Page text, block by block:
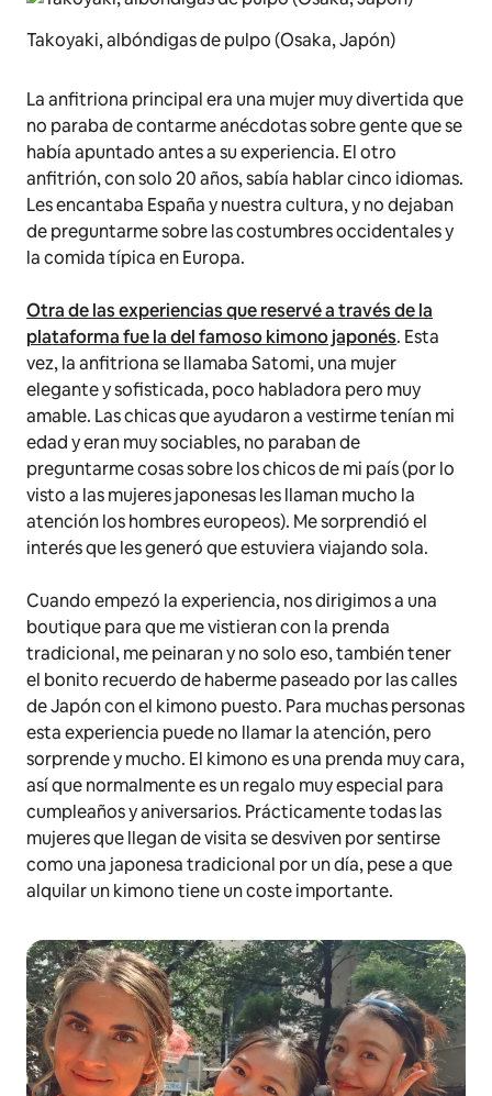
Takoyaki, albóndigas de pulpo (Osaka, Japón)
La anfitriona principal era una mujer muy divertida que
no paraba de contarme anécdotas sobre gente que se
había apuntado antes a su experiencia. El otro
anfitrión, con solo 20 años, sabía hablar cinco idiomas.
Les encantaba España y nuestra cultura, y no dejaban
de preguntarme sobre las costumbres occidentales y
la comida típica en Europa.
Otra de las experiencias que reservé a través de la
plataforma fue la del famoso kimono japonés. Esta
vez, la anfitriona se llamaba Satomi, una mujer
elegante y sofisticada, poco habladora pero muy
amable. Las chicas que ayudaron a vestirme tenían mi
edad y eran muy sociables, no paraban de
preguntarme cosas sobre los chicos de mi país (por lo
visto a las mujeres japonesas les llaman mucho la
atención los hombres europeos). Me sorprendió el
interés que les generó que estuviera viajando sola.
Cuando empezó la experiencia, nos dirigimos a una
boutique para que me vistieran con la prenda
tradicional, me peinaran y no solo eso, también tener
el bonito recuerdo de haberme paseado por las calles
de Japón con el kimono puesto. Para muchas personas
esta experiencia puede no llamar la atención, pero
sorprende y mucho. El kimono es una prenda muy cara,
así que normalmente es un regalo muy especial para
cumpleaños y aniversarios. Prácticamente todas las
mujeres que llegan de visita se desviven por sentirse
como una japonesa tradicional por un día, pese a que
alquilar un kimono tiene un coste importante.